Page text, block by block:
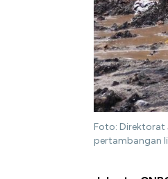
Foto: Direktorat
pertambangan